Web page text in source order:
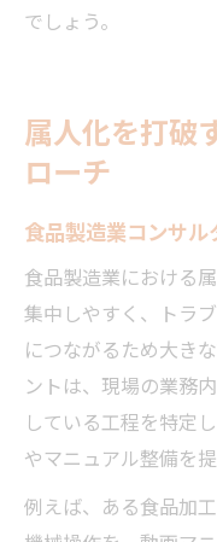
でしょう。
属人化を打破
ローチ
食品製造業コンサ
食品製造業における
集中しやすく、トラ
につながるため大き
ントは、現場の業務
している工程を特定
やマニュアル整備を提
例えば、ある食品加